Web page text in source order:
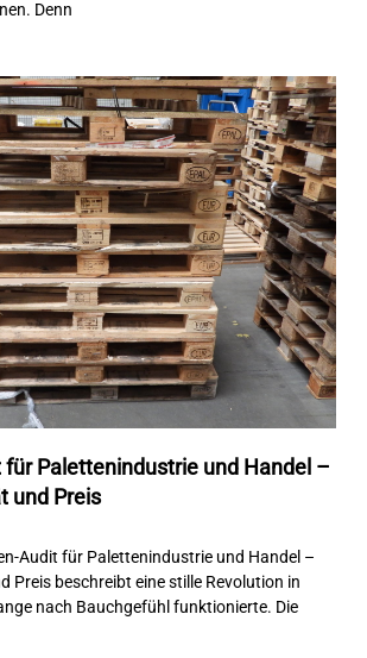
Denn
Palettenindustrie und Handel –
und Preis
Audit für Palettenindustrie und Handel –
Preis beschreibt eine stille Revolution in
nach Bauchgefühl funktionierte. Die